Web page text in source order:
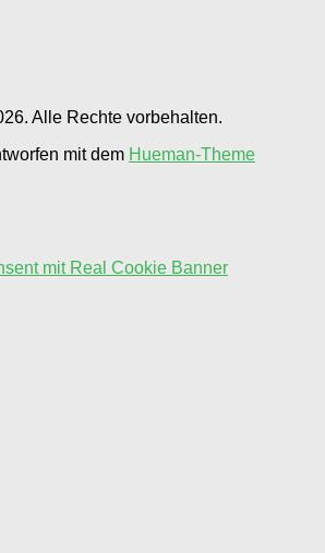
Alle Rechte vorbehalten.
mit dem Hueman-Theme
mit Real Cookie Banner